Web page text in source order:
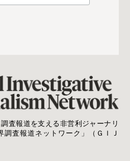
査報道を支える非営利ジャーナリ
調査報道ネットワーク」（ＧＩＪ